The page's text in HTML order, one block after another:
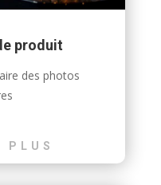
produit
des photos
PLUS